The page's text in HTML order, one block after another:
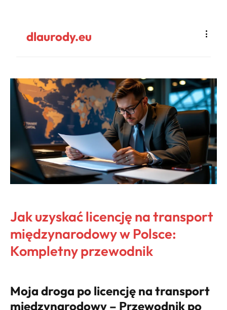
dlaurody.eu
Jak uzyskać licencję na transport
międzynarodowy w Polsce:
Kompletny przewodnik
Moja droga po licencję na transport
międzynarodowy – Przewodnik po